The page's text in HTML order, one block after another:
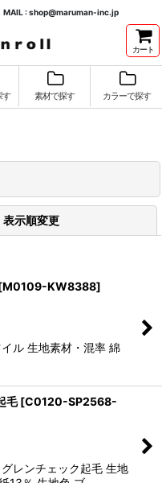
: shop@maruman-inc.jp
カート
す 素材で探す カラーで探す
表示順変更
M0109-KW8388]
ル 生地素材・混率 綿
毛 [C0120-SP2568-
レンチェック起毛 生地